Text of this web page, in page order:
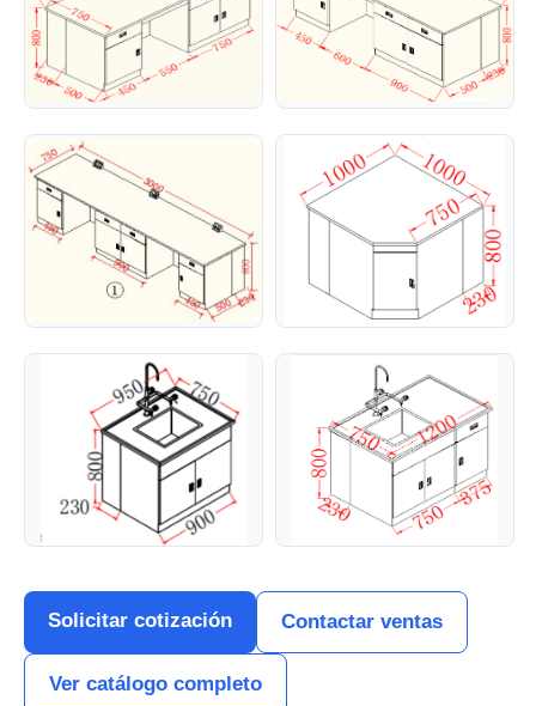
Solicitar cotización Contactar ventas
Ver catálogo completo